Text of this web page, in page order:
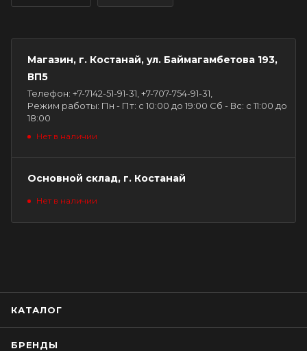
Магазин, г. Костанай, ул. Баймагамбетова 193,
ВП5
Телефон: +7-7142-51-91-31, +7-707-754-91-31,
Режим работы: Пн - Пт: с 10:00 до 19:00 Сб - Вс: с 11:00 до
18:00
Нет в наличии
Основной склад, г. Костанай
Нет в наличии
КАТАЛОГ
БРЕНДЫ